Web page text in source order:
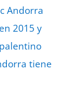
Andorra
2015 y
tiene